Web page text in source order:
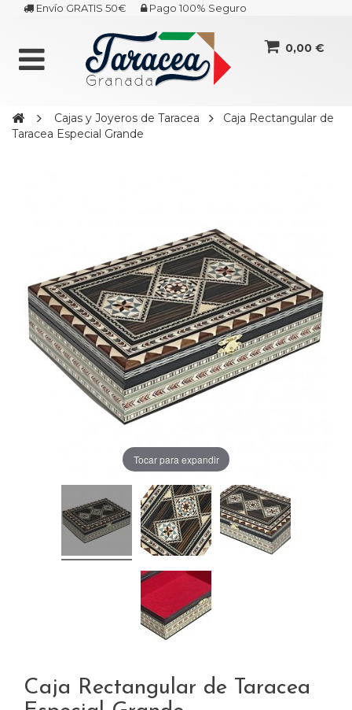
Envío GRATIS 50€ Pago 100% Seguro
0,00 €
Cajas y Joyeros de Taracea
Caja Rectangular de
Taracea Especial Grande
Tocar para expandir
Caja Rectangular de Taracea